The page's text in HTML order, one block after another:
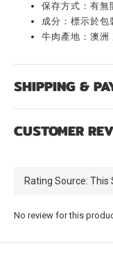
保存方式：有無
成分：標示於包
牛肉產地：澳洲
SHIPPING &
CUSTOMER
No review for this